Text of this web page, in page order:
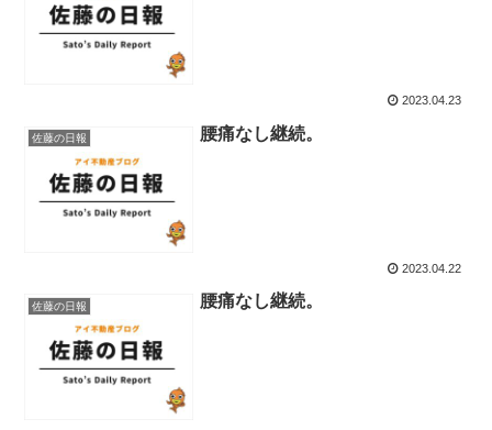
2023.04.23
佐藤の日報 腰痛なし継続。
2023.04.22
佐藤の日報 腰痛なし継続。